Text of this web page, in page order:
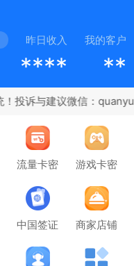
昨日收入 我的客户
**** **
流量卡密 游戏卡密
中国签证 商家店铺